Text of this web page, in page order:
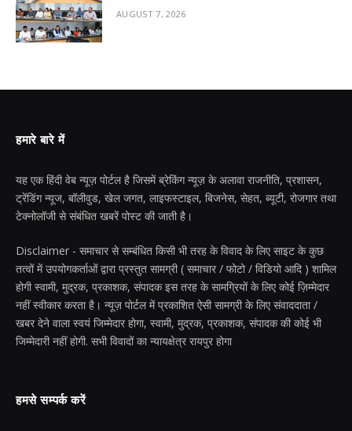
AUGUST 7, 2026
हमारे बारे में
यह एक हिंदी वेब न्यूज़ पोर्टल है जिसमें ब्रेकिंग न्यूज़ के अलावा राजनीति, प्रशासन,
ट्रेंडिंग न्यूज, बॉलीवुड, खेल जगत, लाइफस्टाइल, बिजनेस, सेहत, ब्यूटी, रोजगार तथा
टेक्नोलॉजी से संबंधित खबरें पोस्ट की जाती है।
Disclaimer - समाचार से सम्बंधित किसी भी तरह के विवाद के लिए साइट के कुछ
तत्वों में उपयोगकर्ताओं द्वारा प्रस्तुत सामग्री ( समाचार / फोटो / विडियो आदि ) शामिल
होगी स्वामी, मुद्रक, प्रकाशक, संपादक इस तरह के सामग्रियों के लिए कोई ज़िम्मेदार
नहीं स्वीकार करता है। न्यूज़ पोर्टल में प्रकाशित ऐसी सामग्री के लिए संवाददाता /
खबर देने वाला स्वयं जिम्मेदार होगा, स्वामी, मुद्रक, प्रकाशक, संपादक की कोई भी
जिम्मेदारी नहीं होगी. सभी विवादों का न्यायक्षेत्र रायपुर होगा
हमसे सम्पर्क करें